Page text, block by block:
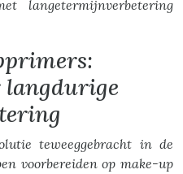
langetermijnverbetering
langdurige
teweeggebracht in de
voorbereiden op make-up